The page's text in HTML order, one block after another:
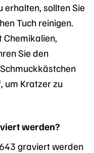
sollten Sie
Tuch reinigen.
Sie den
um Kratzer zu
werden?
graviert werden